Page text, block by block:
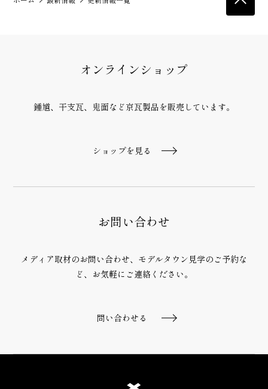
オンラインショップ
鍾馗、干支瓦、鬼面など京瓦製品を販売しています。
ショップを見る
お問い合わせ
メディア取材のお問い合わせ、モデルタウン見学のご予約な
ど、 お気軽にご連絡ください。
問い合わせる